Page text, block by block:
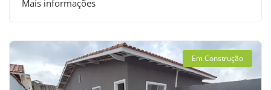
Mais informações
Em Construção